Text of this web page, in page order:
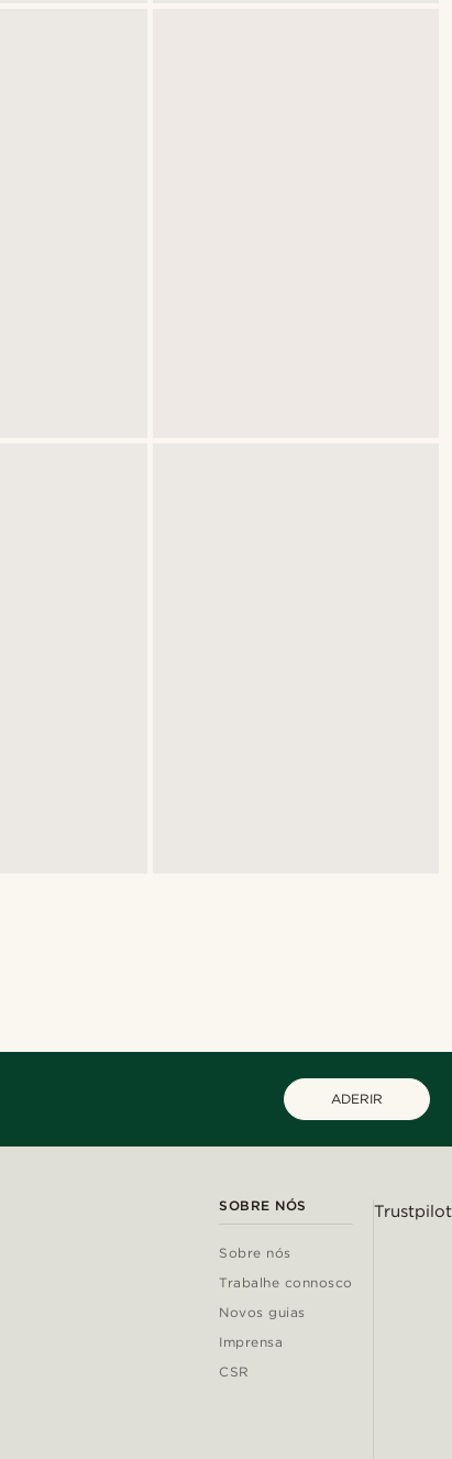
ADERIR
SOBRE NÓS
Sobre nós
Trabalhe connosco
Novos guias
Imprensa
CSR
Trustpilot